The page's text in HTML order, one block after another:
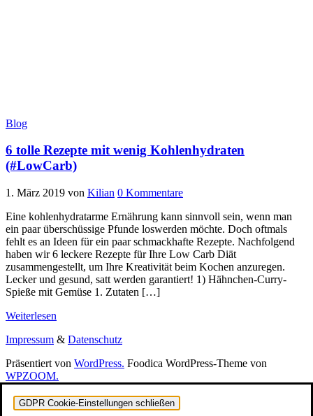
Blog
6 tolle Rezepte mit wenig Kohlenhydraten
(#LowCarb)
1. März 2019 von Kilian 0 Kommentare
Eine kohlenhydratarme Ernährung kann sinnvoll sein, wenn man
ein paar überschüssige Pfunde loswerden möchte. Doch oftmals
fehlt es an Ideen für ein paar schmackhafte Rezepte. Nachfolgend
haben wir 6 leckere Rezepte für Ihre Low Carb Diät
zusammengestellt, um Ihre Kreativität beim Kochen anzuregen.
Lecker und gesund, satt werden garantiert! 1) Hähnchen-Curry-
Spieße mit Gemüse 1. Zutaten […]
Weiterlesen
Impressum & Datenschutz
Präsentiert von WordPress. Foodica WordPress-Theme von
WPZOOM.
GDPR Cookie-Einstellungen schließen